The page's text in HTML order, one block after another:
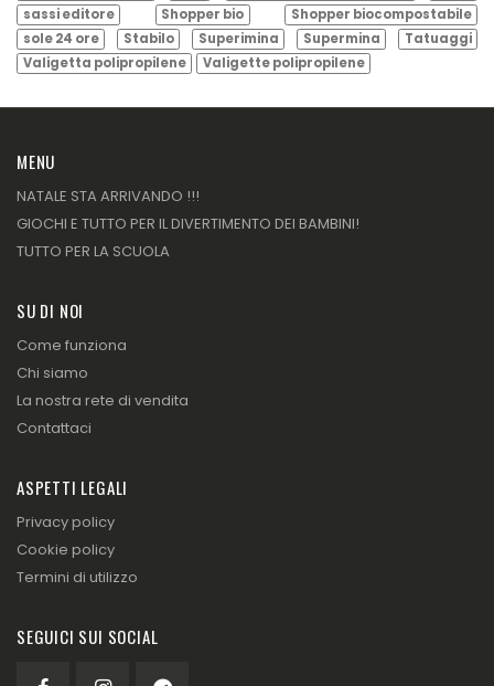
sassi editore
Shopper bio
Shopper biocompostabile
sole 24 ore
Stabilo Superimina Supermina
Tatuaggi
Valigetta polipropilene
Valigette polipropilene
MENU
NATALE STA ARRIVANDO !!!
GIOCHI E TUTTO PER IL DIVERTIMENTO DEI BAMBINI!
TUTTO PER LA SCUOLA
SU DI NOI
Come funziona
Chi siamo
La nostra rete di vendita
Contattaci
ASPETTI LEGALI
Privacy policy
Cookie policy
Termini di utilizzo
SEGUICI SUI SOCIAL